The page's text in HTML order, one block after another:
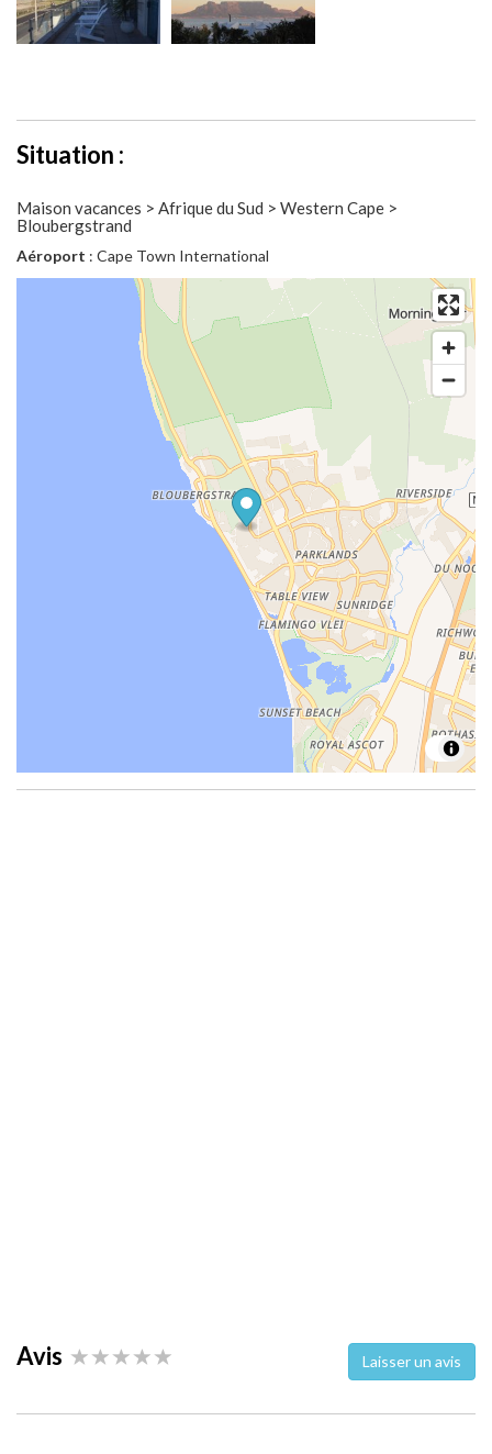
Situation :
Maison vacances > Afrique du Sud > Western Cape >
Bloubergstrand
Aéroport : Cape Town International
Avis Laisser un avis